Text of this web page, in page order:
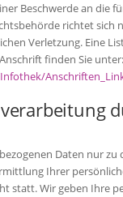
Beschwerde an die
richtet sich
Verletzung. Eine
finden Sie unter:
Daten nur
Ihrer
statt. Wir geben Ihre